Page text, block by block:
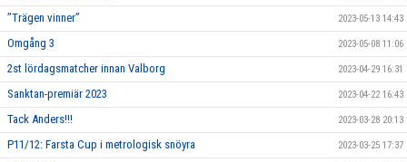
”Trägen vinner” 2023-05-13 14:43
Omgång 3 2023-05-08 11:06
2st lördagsmatcher innan Valborg 2023-04-29 16:31
Sanktan-premiär 2023 2023-04-22 16:43
Tack Anders!!! 2023-03-28 20:13
P11/12: Farsta Cup i metrologisk snöyra 2023-03-25 17:37